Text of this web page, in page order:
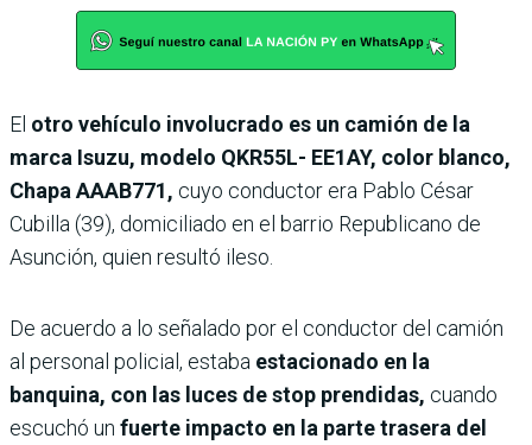
El otro vehículo involucrado es un camión de la
marca Isuzu, modelo QKR55L- EE1AY, color blanco,
Chapa AAAB771, cuyo conductor era Pablo César
Cubilla (39), domiciliado en el barrio Republicano de
Asunción, quien resultó ileso.
De acuerdo a lo señalado por el conductor del camión
al personal policial, estaba estacionado en la
banquina, con las luces de stop prendidas, cuando
escuchó un fuerte impacto en la parte trasera del